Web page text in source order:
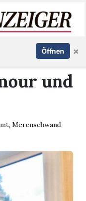
Anmelden
und
,Merenschwand
Öffnen ×